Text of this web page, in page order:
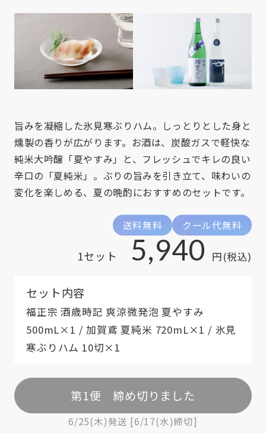
旨みを凝縮した氷見寒ぶりハム。しっとりとした身と
燻製の香りが広がります。お酒は、炭酸ガスで軽快な
純米大吟醸「夏やすみ」と、フレッシュでキレの良い
辛口の「夏純米」。ぶりの旨みを引き立て、味わいの
変化を楽しめる、夏の晩酌におすすめのセットです。
送料無料 クール代無料
1セット 5,940 円(税込)
セット内容
福正宗 酒歳時記 爽涼微発泡 夏やすみ
500mL×1 / 加賀鳶 夏純米 720mL×1 / 氷見
寒ぶりハム 10切×1
第1便 締め切りました
6/25(木)発送 [6/17(水)締切]